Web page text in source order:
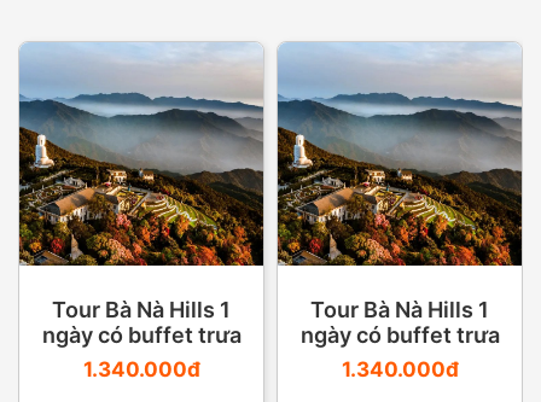
Tour Bà Nà Hills 1
ngày có buffet trưa
1.340.000đ
Tour Bà Nà Hills 1
ngày có buffet trưa
1.340.000đ